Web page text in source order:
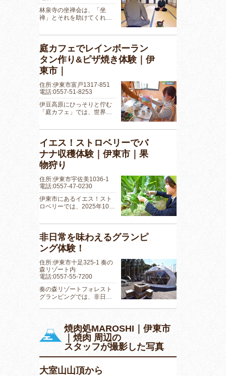
林泉寺の坐禅会は、「坐
禅」とそれを助けてくれ…
庭カフェでレインボーラン
タン作り&ピザ焼き体験｜伊
東市｜
住所:伊東市富戸1317-851
電話:0557-51-8253
伊豆高原にひっそりと佇む
「庭カフェ」では、世界…
イエス！ストロベリーでバ
ナナ収穫体験｜伊東市｜果
物狩り
住所:伊東市宇佐美1036-1
電話:0557-47-0230
伊東市にあるイエス！スト
ロベリーでは、2025年10…
非日常を味わえるグランピ
ング体験！
住所:伊東市十足325-1 奏の
森リゾート内
電話:0557-55-7200
奏の森リゾートフォレスト
グランピングでは、非日…
焼肉処MAROSHI｜伊東市
｜焼肉 周辺の
スタッフが撮影した写真
大室山山頂から